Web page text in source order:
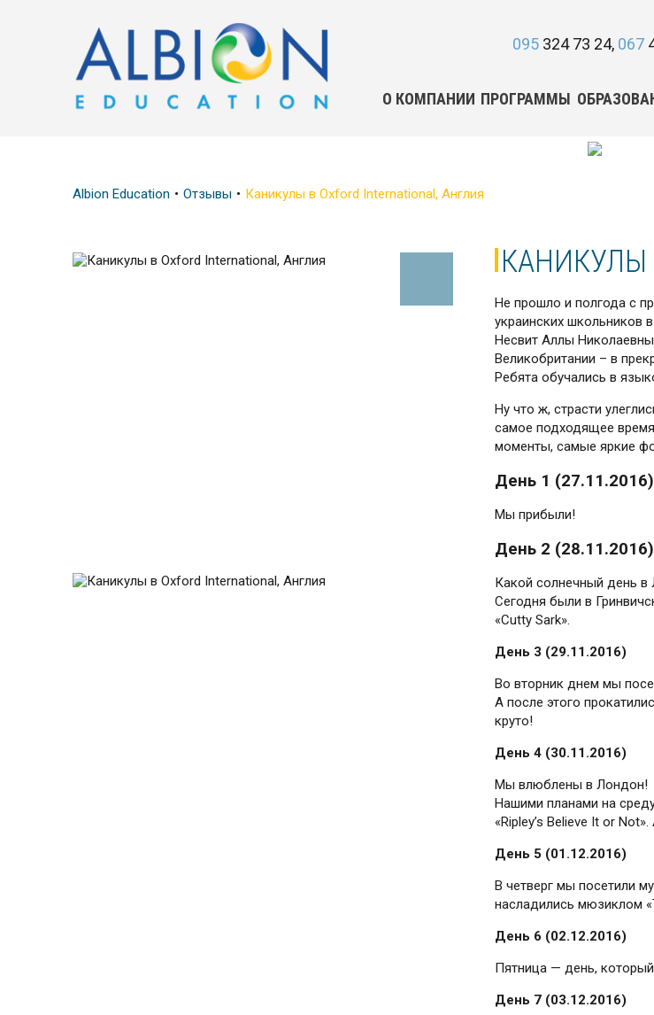
095 324 73 24 067
О КОМПАНИИ ПРОГРАММЫ
Albion Education Отзывы Каникулы в Oxford International, Англия
КАНИКУЛЫ
Не прошло и полгода с
украинских школьников
Несвит Аллы
Великобритании – в
Ребята обучались в
Ну что ж, страсти
самое подходящее
моменты, самые яркие
День 1 (27.11.2016)
Мы прибыли!
День 2 (28.11.2016)
Какой солнечный день в
Сегодня были в
«Сutty Sark».
День 3 (29.11.2016)
Во вторник днем мы
А после этого
круто!
День 4 (30.11.2016)
Мы влюблены в Лондон!
Нашими планами на
«Ripley’s Believe It or
День 5 (01.12.2016)
В четверг мы посетили
насладились мюзиклом
День 6 (02.12.2016)
Пятница — день,
День 7 (03.12.2016)